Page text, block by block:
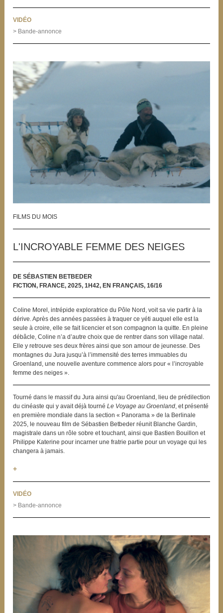
VIDÉO
> Bande-annonce
FILMS DU MOIS
L'INCROYABLE FEMME DES NEIGES
DE SÉBASTIEN BETBEDER
FICTION, FRANCE, 2025, 1H42, EN FRANÇAIS, 16/16
Coline Morel, intrépide exploratrice du Pôle Nord, voit sa vie partir à la
dérive. Après des années passées à traquer ce yéti auquel elle est la
seule à croire, elle se fait licencier et son compagnon la quitte. En pleine
débâcle, Coline n’a d’autre choix que de rentrer dans son village natal.
Elle y retrouve ses deux frères ainsi que son amour de jeunesse. Des
montagnes du Jura jusqu’à l’immensité des terres immuables du
Groenland, une nouvelle aventure commence alors pour « l’incroyable
femme des neiges ».
Tourné dans le massif du Jura ainsi qu'au Groenland, lieu de prédilection
du cinéaste qui y avait déjà tourné Le Voyage au Groenland, et présenté
en première mondiale dans la section « Panorama » de la Berlinale
2025, le nouveau film de Sébastien Betbeder réunit Blanche Gardin,
magistrale dans un rôle sobre et touchant, ainsi que Bastien Bouillon et
Philippe Katerine pour incarner une fratrie partie pour un voyage qui les
changera à jamais.
+
VIDÉO
> Bande-annonce